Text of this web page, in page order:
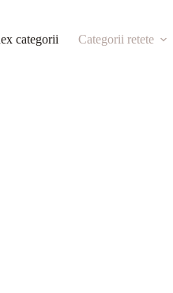
categorii Categorii retete